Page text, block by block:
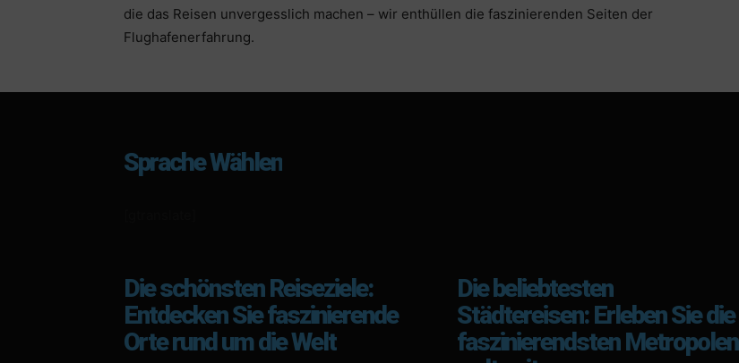
die das Reisen unvergesslich machen – wir enthüllen die faszinierenden Seiten der
Flughafenerfahrung.
Sprache Wählen
Die schönsten Reiseziele:
Entdecken Sie faszinierende
Orte rund um die Welt
Die beliebtesten
Städtereisen: Erleben Sie die
faszinierendsten Metropolen